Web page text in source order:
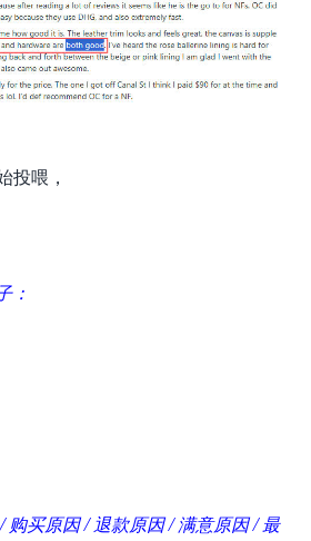
投喂，
：
购买原因 / 退款原因 / 满意原因 / 最